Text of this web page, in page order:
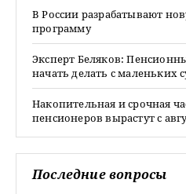
В России разрабатывают
программу
Эксперт Беляков:
начать делать с маленьких
Накопительная и срочная
пенсионеров вырастут с
Последние вопросы